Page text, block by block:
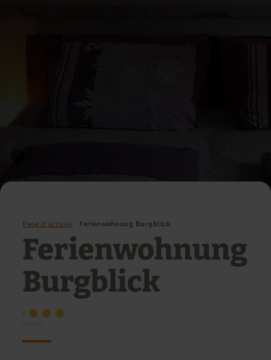
Page d'accueil Ferienwohnung Burgblick
Ferienwohnung
Burgblick
F